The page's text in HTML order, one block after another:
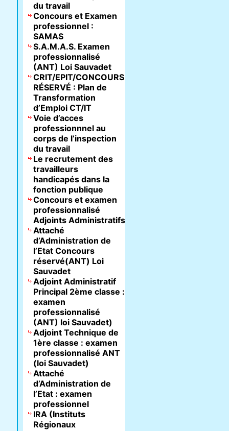
du travail
Concours et Examen
professionnel :
SAMAS
S.A.M.A.S. Examen
professionnalisé
(ANT) Loi Sauvadet
CRIT/EPIT/CONCOURS
RÉSERVÉ : Plan de
Transformation
d’Emploi CT/IT
Voie d’acces
professionnnel au
corps de l’inspection
du travail
Le recrutement des
travailleurs
handicapés dans la
fonction publique
Concours et examen
professionnalisé
Adjoints Administratifs
Attaché
d’Administration de
l’Etat Concours
réservé(ANT) Loi
Sauvadet
Adjoint Administratif
Principal 2ème classe :
examen
professionnalisé
(ANT) loi Sauvadet)
Adjoint Technique de
1ère classe : examen
professionnalisé ANT
(loi Sauvadet)
Attaché
d’Administration de
l’Etat : examen
professionnel
IRA (Instituts
Régionaux